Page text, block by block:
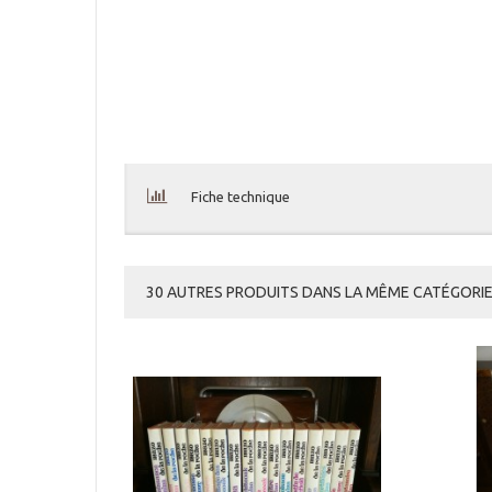
Fiche technique
30 AUTRES PRODUITS DANS LA MÊME